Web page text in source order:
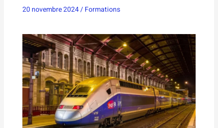
20 novembre 2024/Formations